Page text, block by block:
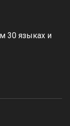
30 языках и